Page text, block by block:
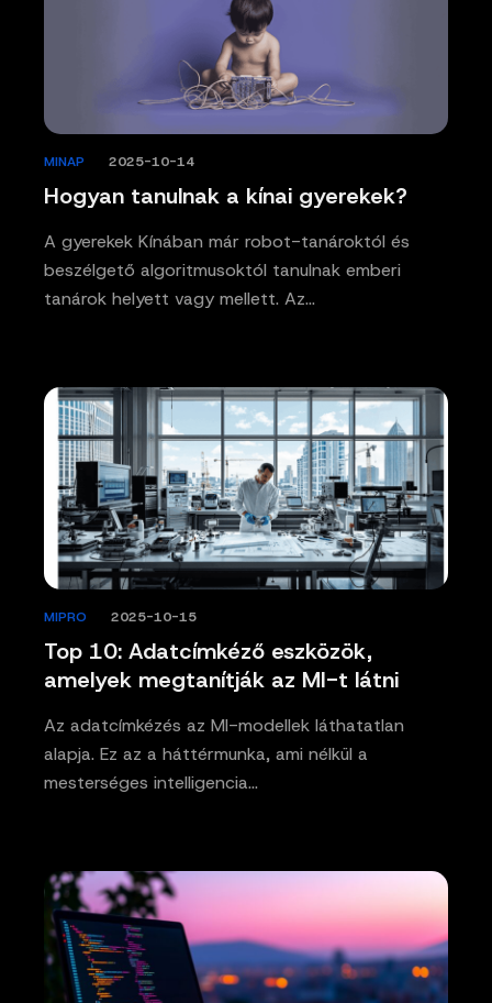
Hogyan tanulnak a kínai gyerekek?
MINAP 2025-10-14
A gyerekek Kínában már robot-tanároktól és
beszélgető algoritmusoktól tanulnak emberi
tanárok helyett vagy mellett. Az…
Top 10: Adatcímkéző eszközök,
amelyek megtanítják az MI-t látni
MIPRO 2025-10-15
Az adatcímkézés az MI-modellek láthatatlan
alapja. Ez az a háttérmunka, ami nélkül a
mesterséges intelligencia…